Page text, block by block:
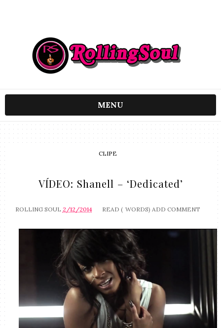
MENU
CLIPE
VÍDEO: Shanell – ‘Dedicated’
ROLLING SOUL 2/12/2014 READ ( WORDS) ADD COMMENT